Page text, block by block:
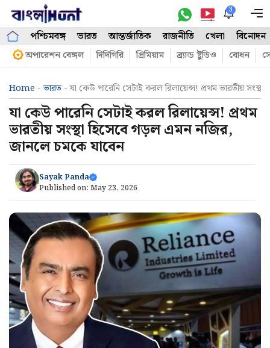
Skip
content
3
পশ্চিমবঙ্গ ভারত আন্তর্জাতিক রাজনীতি খেলা বিনোদন
অপারেশন বেঙ্গল দিদিগিরি প্রিমিয়াম ব্র্যান্ড ষ্টুডিও বোধন
Home -ভারত -যা কেউ পারেনি সেটাই করল রিলায়েন্স! প্রথম ভারতীয়
যা কেউ পারেনি সেটাই করল রিলায়েন্স! প্রথম
ভারতীয় সংস্থা হিসেবে গড়ল এমন নজির,
জানলে চমকে যাবেন
Sayak Panda
Published on: May 23, 2026